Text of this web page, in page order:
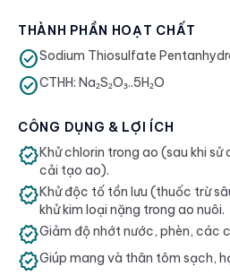
THÀNH PHẦN HOẠT CHẤT
check_circleSodium Thiosulfate
check_circleCTHH: Na₂S₂O₃..5H₂O
CÔNG DỤNG & LỢI ÍCH
verifiedKhử chlorin trong ao (sau khi sử
cải tạo ao).
verifiedKhử độc tố tồn lưu (thuốc trừ
khử kim loại nặng trong ao nuôi.
verifiedGiảm độ nhớt nước, phèn, các
verifiedGiúp mang và thân tôm sạch,